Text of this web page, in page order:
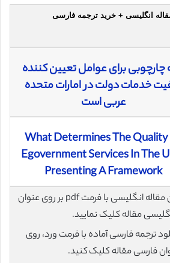
مقاله انگلیسی + خرید ترجمه فارسی
چارچوبی برای عوامل تعیین کننده
خدمات دولت در امارات متحده
عربی است
What Determines The
Egovernment Services In The
Presenting A Framework
برای دانلود رایگان مقاله انگلیسی با فرمت pdf بر روی عنوان
مقاله کلیک نمایید.
ترجمه فارسی آماده با فرمت ورد، روی
فارسی مقاله کلیک کنید.